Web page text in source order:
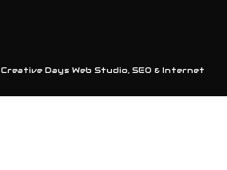
Creative Days Web Studio, SEO & Internet